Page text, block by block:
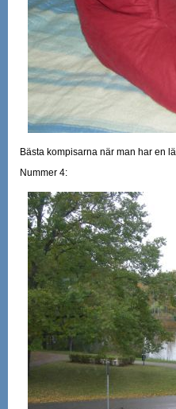
Bästa kompisarna när man har en
Nummer 4: